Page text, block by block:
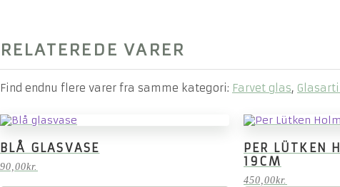
RELATEREDE VARER
Find endnu flere varer fra samme kategori: Farvet glas,
BLÅ GLASVASE
90,00kr.
PER LÜTKEN
19CM
450,00kr.